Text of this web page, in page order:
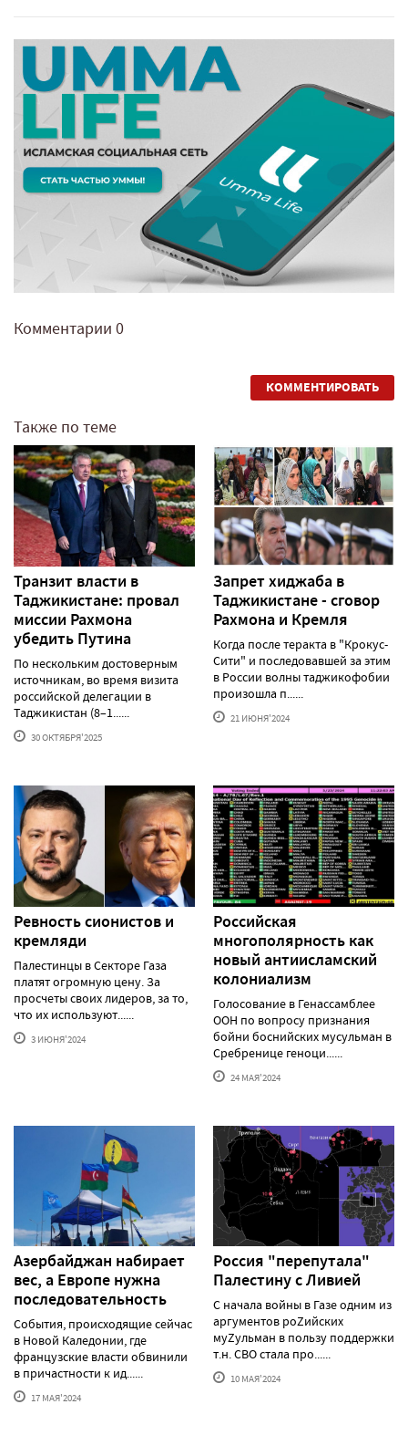
Комментарии 0
КОММЕНТИРОВАТЬ
Также по теме
Транзит власти в
Таджикистане: провал
миссии Рахмона
убедить Путина
По нескольким достоверным
источникам, во время визита
российской делегации в
Таджикистан (8–1......
30 ОКТЯБРЯ'2025
Запрет хиджаба в
Таджикистане - сговор
Рахмона и Кремля
Когда после теракта в "Крокус-
Сити" и последовавшей за этим
в России волны таджикофобии
произошла п......
21 ИЮНЯ'2024
Ревность сионистов и
кремляди
Палестинцы в Секторе Газа
платят огромную цену. За
просчеты своих лидеров, за то,
что их используют......
3 ИЮНЯ'2024
Российская
многополярность как
новый антиисламский
колониализм
Голосование в Генассамблее
ООН по вопросу признания
бойни боснийских мусульман в
Сребренице геноци......
24 МАЯ'2024
Азербайджан набирает
вес, а Европе нужна
последовательность
События, происходящие сейчас
в Новой Каледонии, где
французские власти обвинили
в причастности к ид......
17 МАЯ'2024
Россия "перепутала"
Палестину с Ливией
С начала войны в Газе одним из
аргументов роZийских
муZульман в пользу поддержки
т.н. СВО стала про......
10 МАЯ'2024